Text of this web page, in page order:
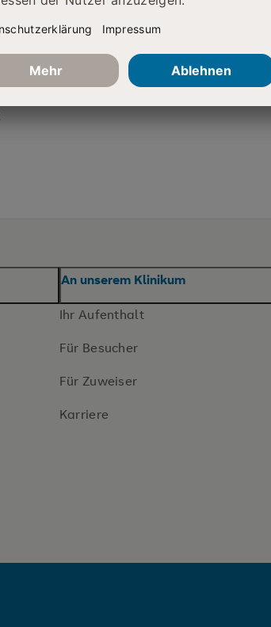
An unserem Klinikum
Ihr Aufenthalt
Für Besucher
Für Zuweiser
Karriere